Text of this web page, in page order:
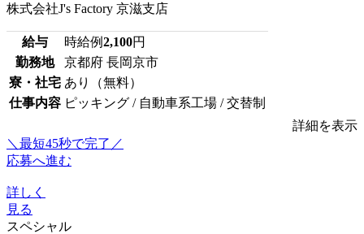
株式会社J's Factory 京滋支店
給与 時給例2,100円
勤務地
京都府 長岡京市
寮・社宅 あり（無料）
仕事内容 ピッキング / 自動車系工場 / 交替制
詳細を表示
＼最短45秒で完了／
応募へ進む
詳しく
見る
スペシャル